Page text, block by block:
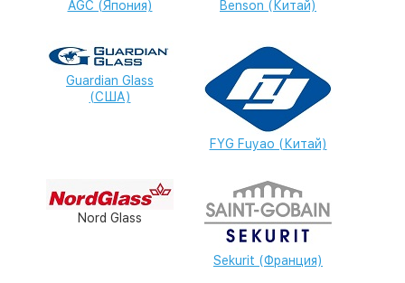
AGC (Япония) Benson (Китай)
Guardian Glass
(США)
FYG Fuyao (Китай)
Nord Glass
Sekurit (Франция)